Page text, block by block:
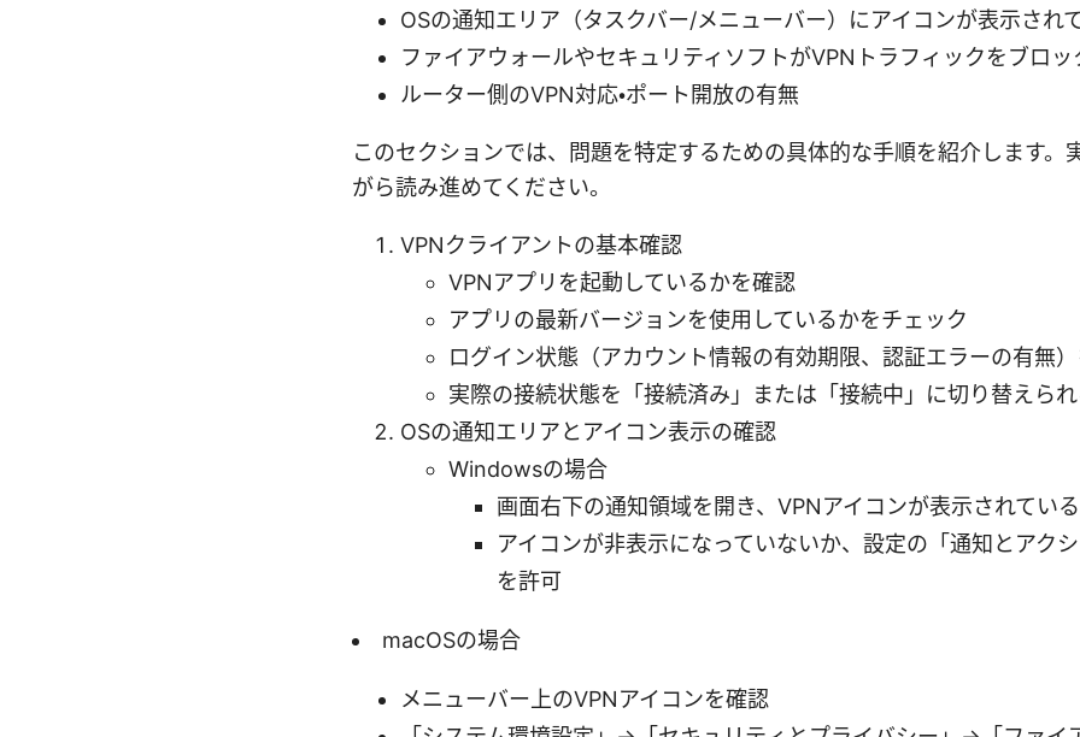
OSの通知エリア（タスクバー/メニューバー）にアイコンが表示され
ファイアウォールやセキュリティソフトがVPNトラフィックをブロ
ルーター側のVPN対応・ポート開放の有無
このセクションでは、問題を特定するための具体的な手順を紹介します。
がら読み進めてください。
VPNクライアントの基本確認
VPNアプリを起動しているかを確認
アプリの最新バージョンを使用しているかをチェック
ログイン状態（アカウント情報の有効期限、認証エラーの有無
実際の接続状態を「接続済み」または「接続中」に切り替えら
OSの通知エリアとアイコン表示の確認
Windowsの場合
画面右下の通知領域を開き、VPNアイコンが表示されてい
アイコンが非表示になっていないか、設定の「通知とアク
を許可
macOSの場合
メニューバー上のVPNアイコンを確認